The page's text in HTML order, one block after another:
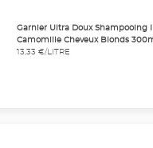
Garnier Ultra Doux Shampooing
Camomille Cheveux Blonds
13,33 €/LITRE